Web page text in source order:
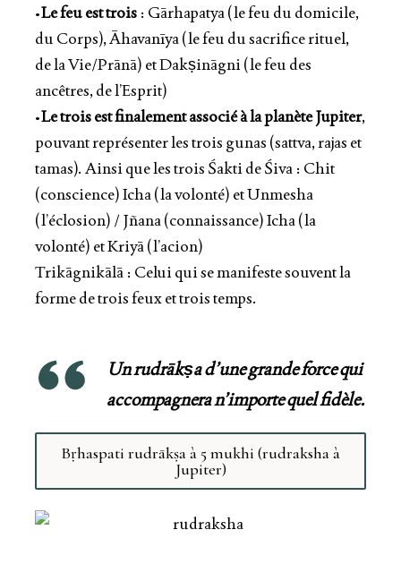
•Le feu est trois : Gārhapatya (le feu du domicile,
du Corps), Āhavanīya (le feu du sacrifice rituel,
de la Vie/Prānā) et Dakṣināgni (le feu des
ancêtres, de l’Esprit)
•Le trois est finalement associé à la planète Jupiter,
pouvant représenter les trois gunas (sattva, rajas et
tamas). Ainsi que les trois Śakti de Śiva : Chit
(conscience) Icha (la volonté) et Unmesha
(l’éclosion) / Jñana (connaissance) Icha (la
volonté) et Kriyā (l’acion)
Trikāgnikālā : Celui qui se manifeste souvent la
forme de trois feux et trois temps.
Un rudrākṣa d’une grande force qui
accompagnera n’importe quel fidèle.
Bṛhaspati rudrākṣa à 5 mukhi (rudraksha à
Jupiter)